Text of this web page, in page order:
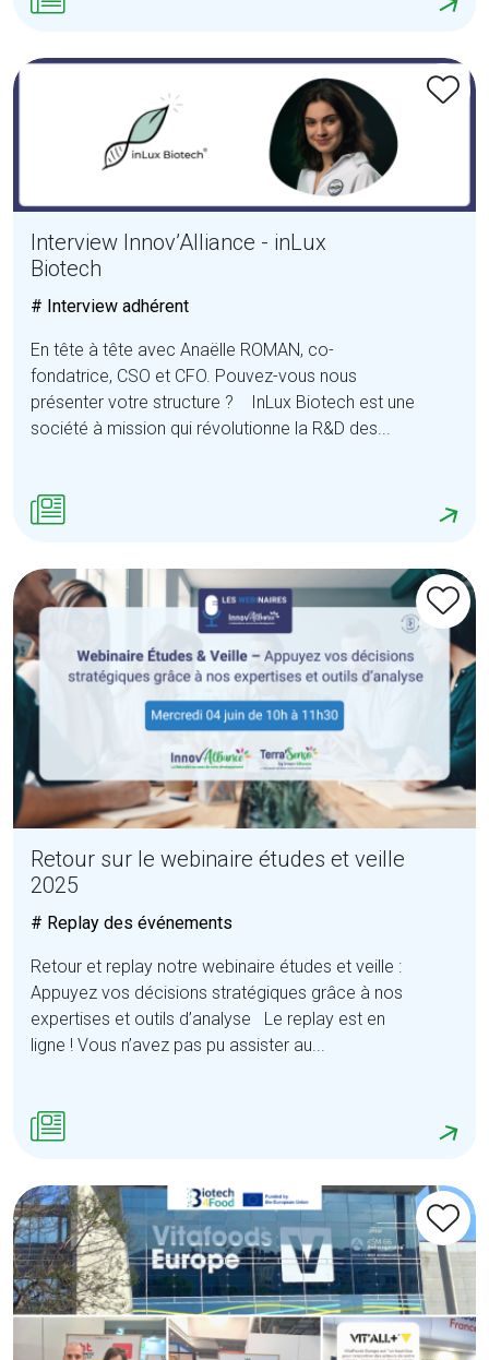
Interview Innov’Alliance - inLux
Biotech
# Interview adhérent
En tête à tête avec Anaëlle ROMAN, co-
fondatrice, CSO et CFO. Pouvez-vous nous
présenter votre structure ? InLux Biotech est une
société à mission qui révolutionne la R&D des...
Retour sur le webinaire études et veille
2025
# Replay des événements
Retour et replay notre webinaire études et veille :
Appuyez vos décisions stratégiques grâce à nos
expertises et outils d’analyse Le replay est en
ligne ! Vous n’avez pas pu assister au...